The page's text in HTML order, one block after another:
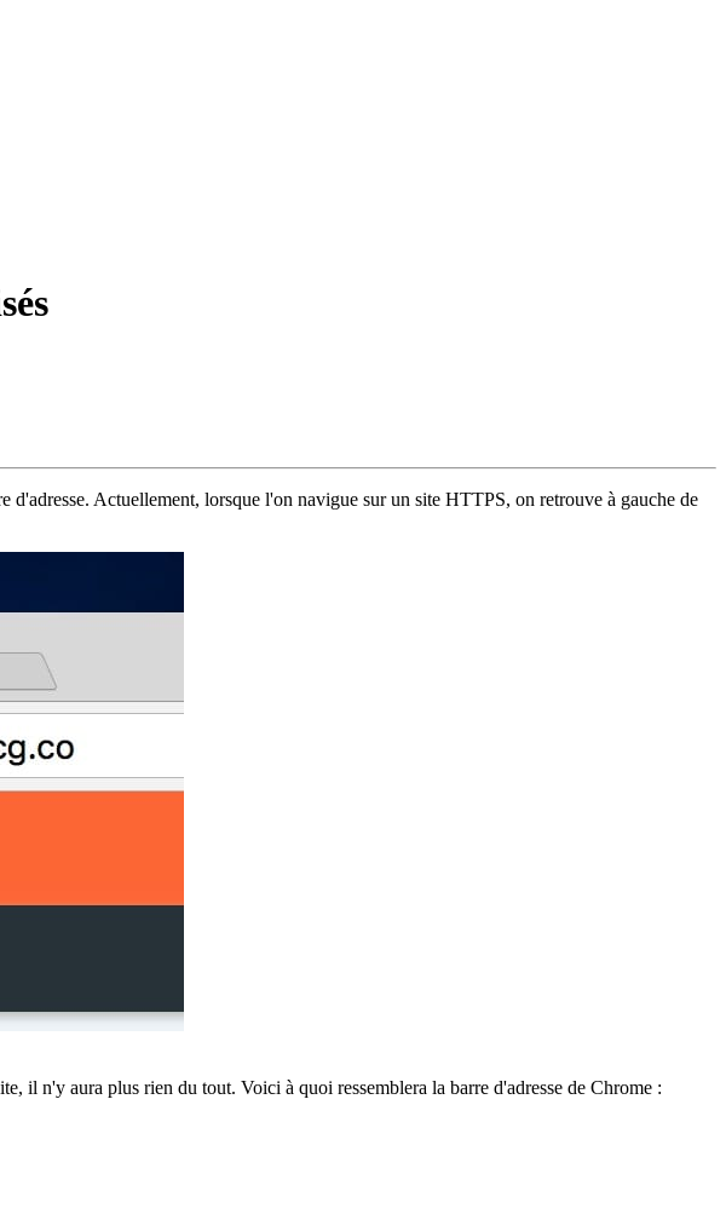
d'adresse. Actuellement, lorsque l'on navigue sur un site HTTPS, on retrouve à gauche de
il n'y aura plus rien du tout. Voici à quoi ressemblera la barre d'adresse de Chrome :